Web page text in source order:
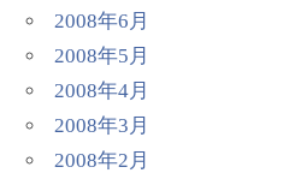
2008年6月
2008年5月
2008年4月
2008年3月
2008年2月